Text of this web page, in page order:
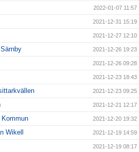
2022-01-07 11:57
2021-12-31 15:19
2021-12-27 12:10
2021-12-26 19:23
2021-12-26 09:28
2021-12-23 18:43
2021-12-23 09:25
2021-12-21 12:17
2021-12-20 19:32
Wikell 2021-12-19 14:59
2021-12-19 08:17